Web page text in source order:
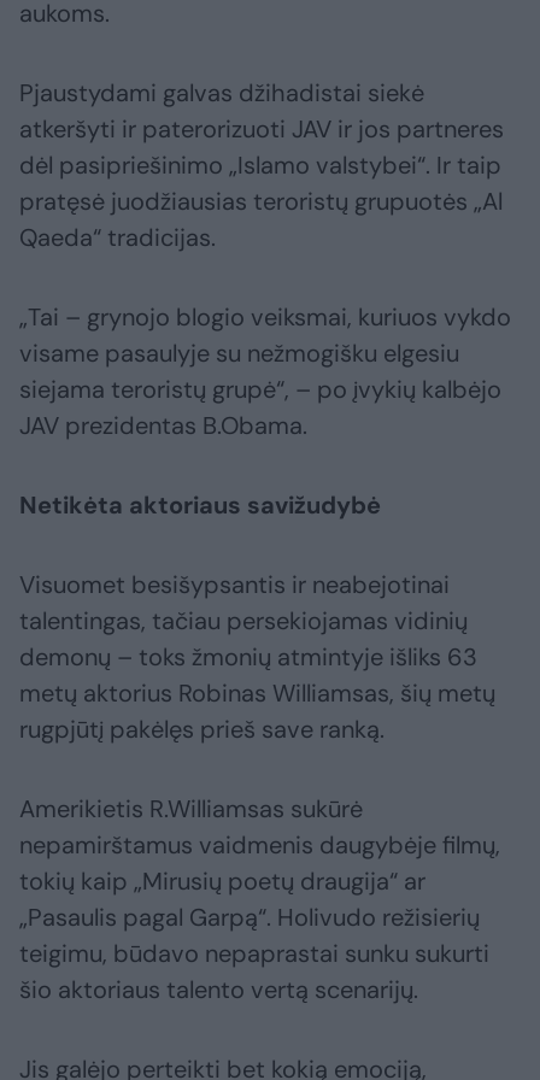
aukoms.
Pjaustydami galvas džihadistai siekė
atkeršyti ir paterorizuoti JAV ir jos partneres
dėl pasipriešinimo „Islamo valstybei“. Ir taip
pratęsė juodžiausias teroristų grupuotės „Al
Qaeda“ tradicijas.
„Tai – grynojo blogio veiksmai, kuriuos vykdo
visame pasaulyje su nežmogišku elgesiu
siejama teroristų grupė“, – po įvykių kalbėjo
JAV prezidentas B.Obama.
Netikėta aktoriaus savižudybė
Visuomet besišypsantis ir neabejotinai
talentingas, tačiau persekiojamas vidinių
demonų – toks žmonių atmintyje išliks 63
metų aktorius Robinas Williamsas, šių metų
rugpjūtį pakėlęs prieš save ranką.
Amerikietis R.Williamsas sukūrė
nepamirštamus vaidmenis daugybėje filmų,
tokių kaip „Mirusių poetų draugija“ ar
„Pasaulis pagal Garpą“. Holivudo režisierių
teigimu, būdavo nepaprastai sunku sukurti
šio aktoriaus talento vertą scenarijų.
Jis galėjo perteikti bet kokią emociją,